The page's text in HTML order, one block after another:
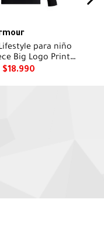
para niño
Big Logo Print
$18.990